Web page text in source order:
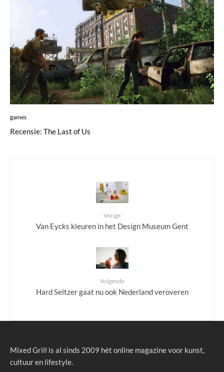
games
Recensie: The Last of Us
Vorige
Van Eycks kleuren in het Design Museum Gent
Volgende
Hard Seltzer gaat nu ook Nederland veroveren
Mixed Grill is al sinds 2009 hét online magazine voor kunst,
cultuur en lifestyle.